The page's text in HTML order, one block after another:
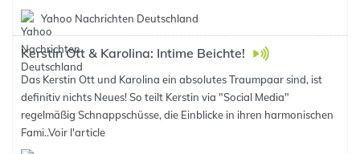
Yahoo Nachrichten Deutschland
Kerstin Ott & Karolina: Intime Beichte!
Das Kerstin Ott und Karolina ein absolutes Traumpaar sind, ist
definitiv nichts Neues! So teilt Kerstin via "Social Media"
regelmäßig Schnappschüsse, die Einblicke in ihren harmonischen
Fami..Voir l'article